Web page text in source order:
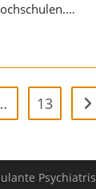
13